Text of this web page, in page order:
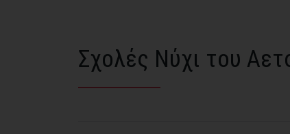
Σχολές Νύχι του